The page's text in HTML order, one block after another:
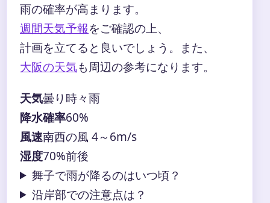
雨の確率が高まります。
週間天気予報をご確認の上、
計画を立てると良いでしょう。また、
大阪の天気も周辺の参考になります。
天気曇り時々雨
降水確率60%
風速南西の風 4～6m/s
湿度70%前後
舞子で雨が降るのはいつ頃？
沿岸部での注意点は？